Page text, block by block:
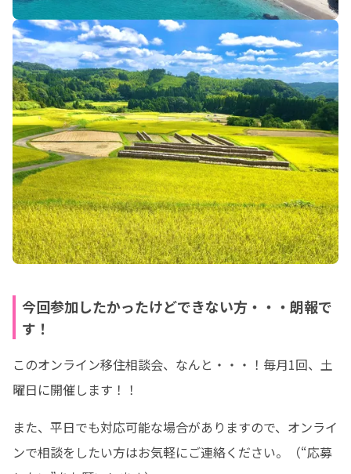
今回参加したかったけどできない方・・・朗報で
す！
このオンライン移住相談会、なんと・・・！毎月1回、土
曜日に開催します！！
また、平日でも対応可能な場合がありますので、オンライ
ンで相談をしたい方はお気軽にご連絡ください。（“応募